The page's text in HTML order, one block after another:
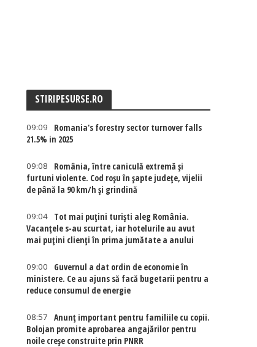
STIRIPESURSE.RO
09:09
Romania's forestry sector turnover falls
21.5% in 2025
09:08
România, între caniculă extremă și
furtuni violente. Cod roșu în șapte județe, vijelii
de până la 90 km/h și grindină
09:04
Tot mai puțini turiști aleg România.
Vacanțele s-au scurtat, iar hotelurile au avut
mai puțini clienți în prima jumătate a anului
09:00
Guvernul a dat ordin de economie în
ministere. Ce au ajuns să facă bugetarii pentru a
reduce consumul de energie
08:57
Anunț important pentru familiile cu copii.
Bolojan promite aprobarea angajărilor pentru
noile creșe construite prin PNRR